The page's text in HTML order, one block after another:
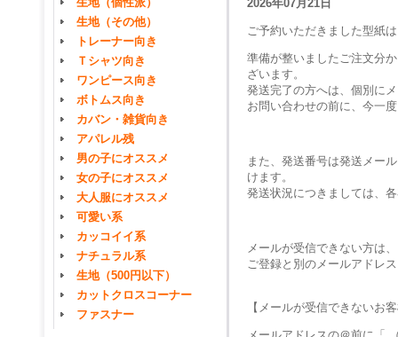
生地（その他）
トレーナー向き
Ｔシャツ向き
ワンピース向き
ボトムス向き
カバン・雑貨向き
アパレル残
男の子にオススメ
女の子にオススメ
大人服にオススメ
可愛い系
カッコイイ系
ナチュラル系
生地（500円以下）
カットクロスコーナー
ファスナー
2026年07月21日
ご予約いただきました型紙
準備が整いましたご注文分
ざいます。
発送完了の方へは、個別に
お問い合わせの前に、今一
また、発送番号は発送メー
けます。
発送状況につきましては、
メールが受信できない方は、
ご登録と別のメールアドレ
【メールが受信できないお